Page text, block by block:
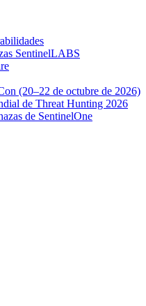
SentinelLABS
(20–22 de octubre de 2026)
de Threat Hunting 2026
de SentinelOne